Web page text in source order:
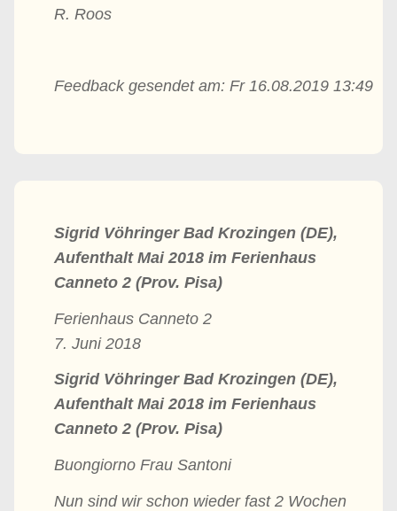
R. Roos
Feedback gesendet am: Fr 16.08.2019 13:49
Sigrid Vöhringer Bad Krozingen (DE),
Aufenthalt Mai 2018 im Ferienhaus
Canneto 2 (Prov. Pisa)
Ferienhaus Canneto 2
7. Juni 2018
Sigrid Vöhringer Bad Krozingen (DE),
Aufenthalt Mai 2018 im Ferienhaus
Canneto 2 (Prov. Pisa)
Buongiorno Frau Santoni
Nun sind wir schon wieder fast 2 Wochen